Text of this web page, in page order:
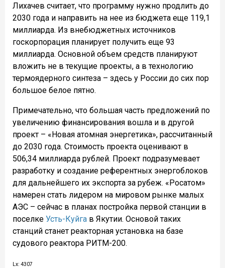
Лихачев считает, что программу нужно продлить до
2030 года и направить на нее из бюджета еще 119,1
миллиарда. Из внебюджетных источников
госкорпорация планирует получить еще 93
миллиарда. Основной объем средств планируют
вложить не в текущие проекты, а в технологию
термоядерного синтеза – здесь у России до сих пор
большое белое пятно.
Примечательно, что большая часть предложений по
увеличению финансирования вошла и в другой
проект – «Новая атомная энергетика», рассчитанный
до 2030 года. Стоимость проекта оценивают в
506,34 миллиарда рублей. Проект подразумевает
разработку и создание референтных энергоблоков
для дальнейшего их экспорта за рубеж. «Росатом»
намерен стать лидером на мировом рынке малых
АЭС – сейчас в планах постройка первой станции в
поселке Усть-Куйга в Якутии. Основой таких
станций станет реакторная установка на базе
судового реактора РИТМ-200.
Lx: 4307